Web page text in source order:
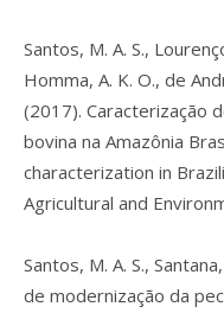
Santos, M. A. S.,
Homma, A. K. O., de
(2017). Caracterização
bovina na Amazônia
characterization in
Agricultural and
Santos, M. A. S.,
de modernização da